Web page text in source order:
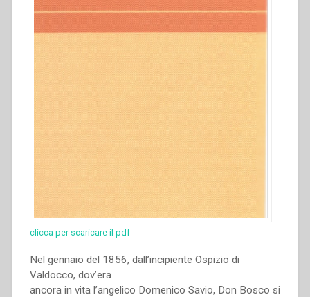
clicca per scaricare il pdf
Nel gennaio del 1856, dall’incipiente Ospizio di
Valdocco, dov’era
ancora in vita l’angelico Domenico Savio, Don Bosco si